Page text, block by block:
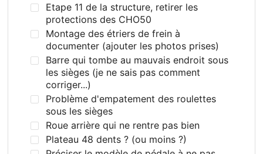
Etape 11 de la structure, retirer les
protections des CHO50
Montage des étriers de frein à
documenter (ajouter les photos prises)
Barre qui tombe au mauvais endroit sous
les sièges (je ne sais pas comment
corriger...)
Problème d'empatement des roulettes
sous les sièges
Roue arrière qui ne rentre pas bien
Plateau 48 dents ? (ou moins ?)